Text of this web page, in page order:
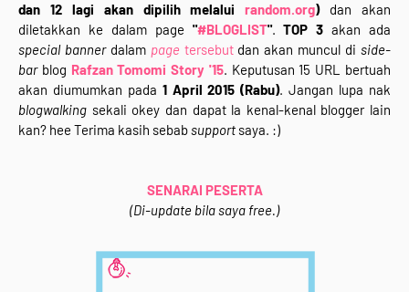
height="400" width="400" /></a></div>
<div class="separator" style="clear: both; text-align:
center;">
<br /></div>
<div class="separator" style="clear: both; text-align:
center;">
<i>Klik Pada Gambar Kalau Nak Join :)</i></div>
Syarat-syarat mudah saje :</div>
<div style="text-align: justify;">
<li>Buat entri yang bertajuk <b>"Segmen Bloglist
&amp; Blogwalking Rafzan Tomomi Story '15 "
dan 12 lagi akan dipilih melaluirandom.org) dan akan
diletakkan ke dalam page "#BLOGLIST".TOP 3 akan ada
special bannerdalam page tersebutdan akan muncul diside-
barblog Rafzan Tomomi Story '15. Keputusan 15 URL bertuah
akan diumumkan pada 1 April 2015 (Rabu). Jangan lupa nak
blogwalking sekali okey dan dapat la kenal-kenal blogger lain
kan? hee Terima kasih sebabsupport saya. :)
SENARAI PESERTA
(Di-update bila saya free.)